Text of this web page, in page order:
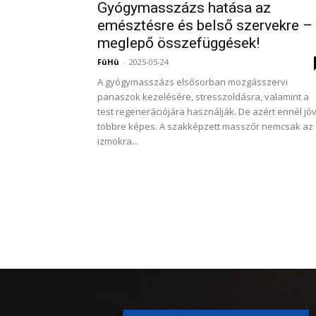
Gyógymasszázs hatása az
emésztésre és belső szervekre –
meglepő összefüggések!
FüHü - 2025-05-24
A gyógymasszázs elsősorban mozgásszervi
panaszok kezelésére, stresszoldásra, valamint a
test regenerációjára használják. De azért ennél
többre képes. A szakképzett masszőr nemcsak az
izmokra...